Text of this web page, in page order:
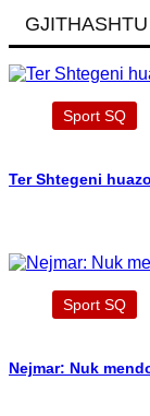
Sport SQ
Ter Shtegeni
Sport SQ
Nejmar: Nuk